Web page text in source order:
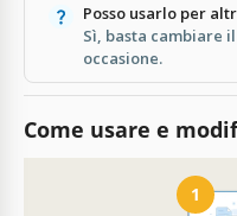
Posso usarlo per
Sì, basta cambiare
occasione.
Come usare e
1